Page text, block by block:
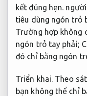
kết đúng hẹn.
tiêu dùng ngón trỏ
Trường hợp không
ngón trỏ tay phải;
đó chỉ bằng ngón
Triển khai. Theo
bạn không thể chỉ